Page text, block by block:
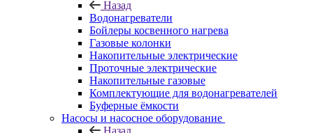
Назад
Водонагреватели
Бойлеры косвенного нагрева
Газовые колонки
Накопительные электрические
Проточные электрические
Накопительные газовые
Комплектующие для водонагревателей
Буферные ёмкости
Насосы и насосное оборудование
Назад